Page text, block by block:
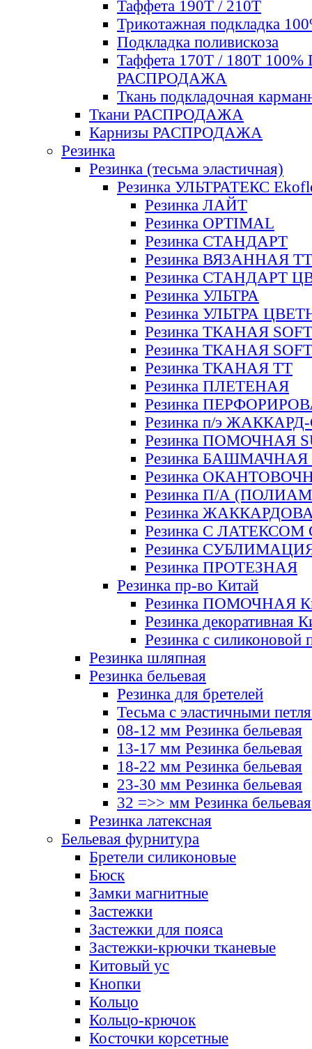
Таффета 190Т / 210Т
Трикотажная подкладка
Подкладка поливискоза
Таффета 170Т / 180Т 100%
РАСПРОДАЖА
Ткань подкладочная
Ткани РАСПРОДАЖА
Карнизы РАСПРОДАЖА
Резинка
Резинка (тесьма эластичная)
Резинка УЛЬТРАТЕКС
Резинка ЛАЙТ
Резинка OPTIMAL
Резинка СТАНДАРТ
Резинка ВЯЗАННАЯ ТТ
Резинка СТАНДАРТ
Резинка УЛЬТРА
Резинка УЛЬТРА
Резинка ТКАНАЯ SOFT
Резинка ТКАНАЯ
Резинка ТКАНАЯ ТТ
Резинка ПЛЕТЕНАЯ
Резинка
Резинка п/э
Резинка ПОМОЧНАЯ
Резинка БАШМАЧНАЯ
Резинка
Резинка П/А
Резинка
Резинка С ЛАТЕКСОМ
Резинка
Резинка ПРОТЕЗНАЯ
Резинка пр-во Китай
Резинка ПОМОЧНАЯ
Резинка декоративная
Резинка с силиконовой
Резинка шляпная
Резинка бельевая
Резинка для бретелей
Тесьма с эластичными
08-12 мм Резинка бельевая
13-17 мм Резинка бельевая
18-22 мм Резинка бельевая
23-30 мм Резинка бельевая
32 =>> мм Резинка бельевая
Резинка латексная
Бельевая фурнитура
Бретели силиконовые
Бюск
Замки магнитные
Застежки
Застежки для пояса
Застежки-крючки тканевые
Китовый ус
Кнопки
Кольцо
Кольцо-крючок
Косточки корсетные